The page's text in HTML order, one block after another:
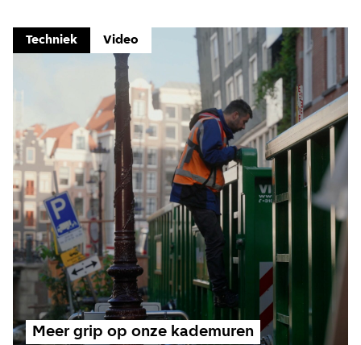
Meer grip op onze kademuren
Techniek Video